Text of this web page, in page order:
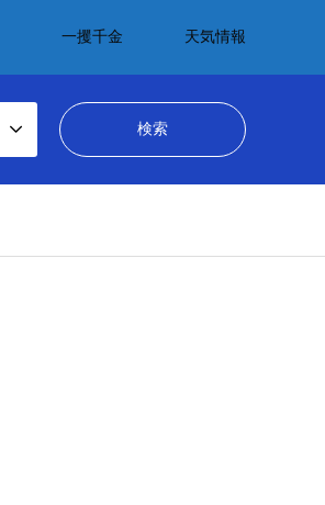
一攫千金 天気情報